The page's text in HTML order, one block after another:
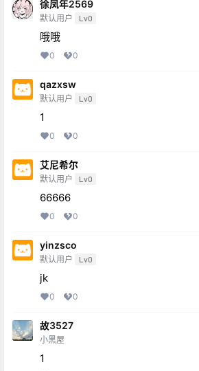
徐凤年2569
默认用户 Lv0
哦哦
0 0
qazxsw
默认用户 Lv0
1
0 0
艾尼希尔
默认用户 Lv0
66666
0 0
yinzsco
默认用户 Lv0
jk
0 0
故3527
小黑屋
1